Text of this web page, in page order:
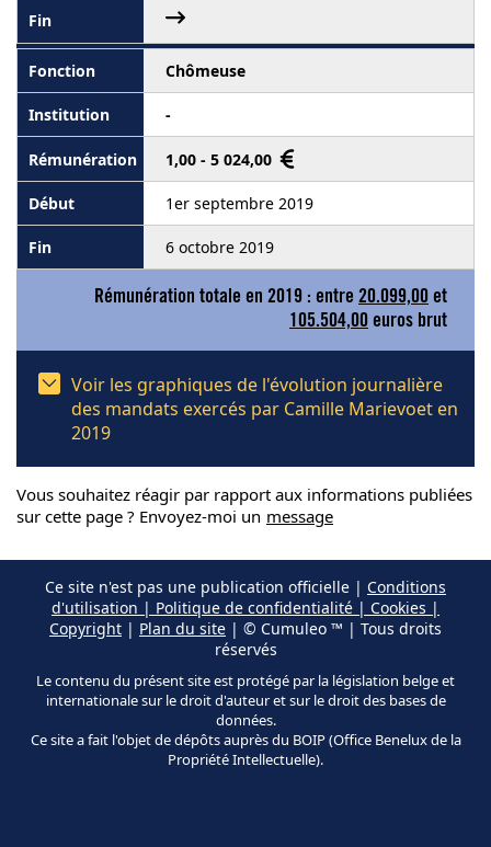
Chômeuse
-
1,00 - 5 024,00
1er septembre 2019
6 octobre 2019
Rémunération totale en 2019 : entre 20.099,00 et
105.504,00 euros brut
Voir les graphiques de l'évolution journalière
des mandats exercés par Camille Marievoet en
2019
Vous souhaitez réagir par rapport aux informations publiées
sur cette page ? Envoyez-moi un message
Ce site n'est pas une publication officielle | Conditions
d'utilisation | Politique de confidentialité | Cookies |
Copyright | Plan du site | © Cumuleo ™ | Tous droits
réservés
Le contenu du présent site est protégé par la législation belge et
internationale sur le droit d'auteur et sur le droit des bases de
données.
Ce site a fait l'objet de dépôts auprès du BOIP (Office Benelux de la
Propriété Intellectuelle).